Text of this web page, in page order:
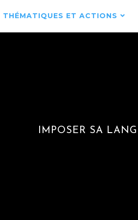
THÉMATIQUES ET ACTIONS
IMPOSER SA